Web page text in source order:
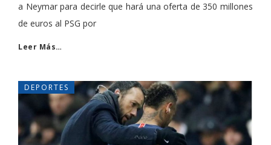
a Neymar para decirle que hará una oferta de 350 millones
de euros al PSG por
Leer Más…
DEPORTES